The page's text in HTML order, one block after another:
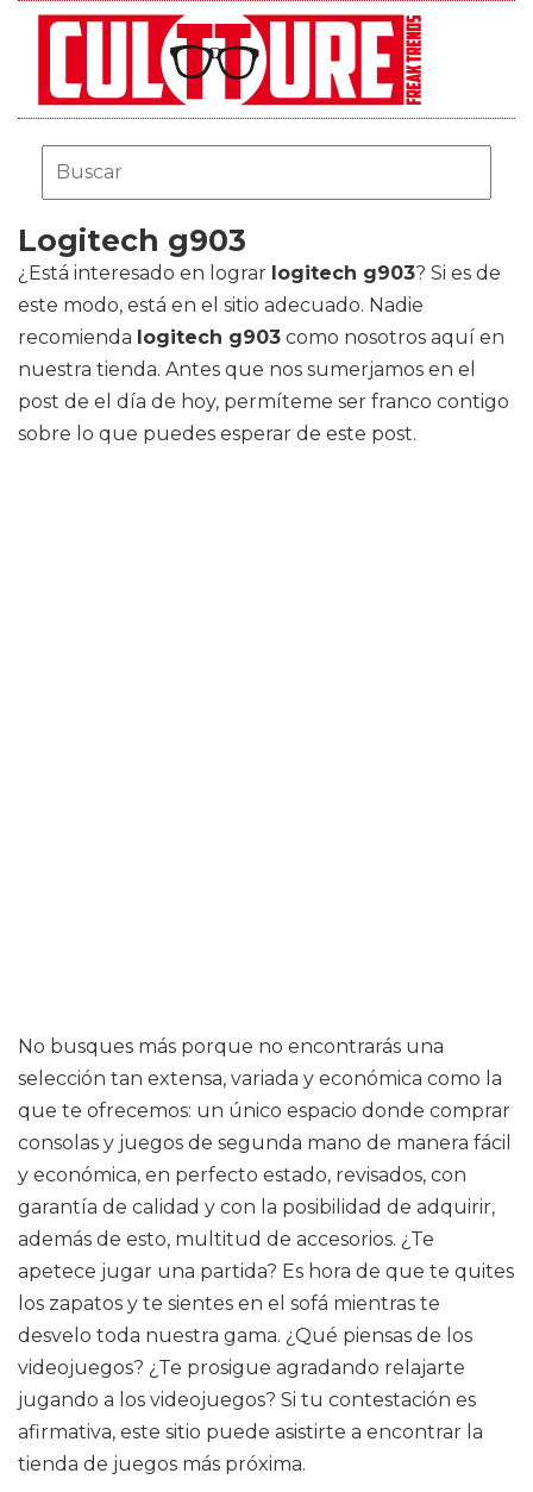
Logitech g903
¿Está interesado en lograr logitech g903? Si es de
este modo, está en el sitio adecuado. Nadie
recomienda logitech g903 como nosotros aquí en
nuestra tienda. Antes que nos sumerjamos en el
post de el día de hoy, permíteme ser franco contigo
sobre lo que puedes esperar de este post.
No busques más porque no encontrarás una
selección tan extensa, variada y económica como la
que te ofrecemos: un único espacio donde comprar
consolas y juegos de segunda mano de manera fácil
y económica, en perfecto estado, revisados, con
garantía de calidad y con la posibilidad de adquirir,
además de esto, multitud de accesorios. ¿Te
apetece jugar una partida? Es hora de que te quites
los zapatos y te sientes en el sofá mientras te
desvelo toda nuestra gama. ¿Qué piensas de los
videojuegos? ¿Te prosigue agradando relajarte
jugando a los videojuegos? Si tu contestación es
afirmativa, este sitio puede asistirte a encontrar la
tienda de juegos más próxima.